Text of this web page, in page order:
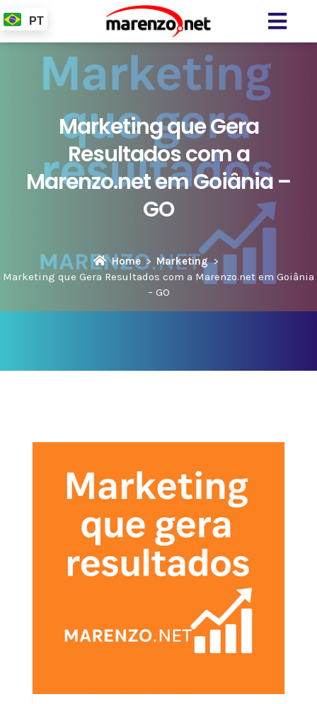
PT
Marketing que Gera
Resultados com a
Marenzo.net em Goiânia –
GO
Home
Marketing
Marketing que Gera Resultados com a Marenzo.net em Goiânia
– GO